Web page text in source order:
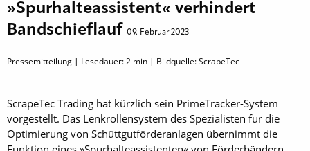
»Spurhalteassistent« verhindert
Bandschieflauf 09. Februar 2023
Pressemitteilung | Lesedauer:2 min | Bildquelle: ScrapeTec
ScrapeTec Trading hat kürzlich sein PrimeTracker-System
vorgestellt. Das Lenkrollensystem des Spezialisten für die
Optimierung von Schüttgutförderanlagen übernimmt die